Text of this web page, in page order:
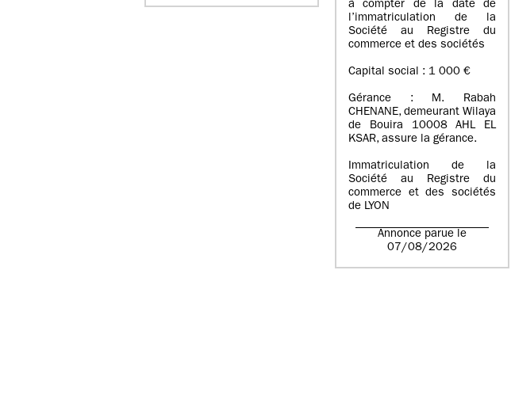
à compter de la date de
l’immatriculation de la
Société au Registre du
commerce et des sociétés
Capital social : 1 000 €
Gérance : M. Rabah
CHENANE, demeurant Wilaya
de Bouira 10008 AHL EL
KSAR, assure la gérance.
Immatriculation de la
Société au Registre du
commerce et des sociétés
de LYON
Annonce parue le
07/08/2026